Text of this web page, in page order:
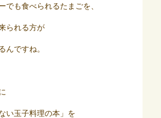
でも食べられるたまごを、
られる方が
んですね。
い玉子料理の本」を